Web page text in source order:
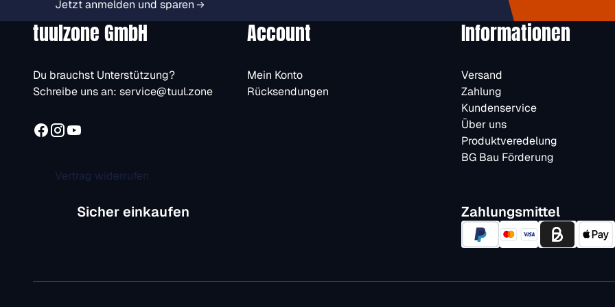
Jetzt anmelden und sparen
tuulzone GmbH
Du brauchst Unterstützung?
Schreibe uns an: service@tuul.zone
Vertrag widerrufen
Account
Mein Konto
Rücksendungen
Informationen
Versand
Zahlung
Kundenservice
Über uns
Produktveredelung
BG Bau Förderung
Sicher einkaufen Zahlungsmittel